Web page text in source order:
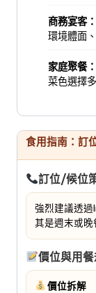
商務宴客：
環境體面
家庭聚餐：
菜色選擇
食用指南：訂
訂位/候位
強烈建議透
其是週末或晚
價位與用餐
價位拆解